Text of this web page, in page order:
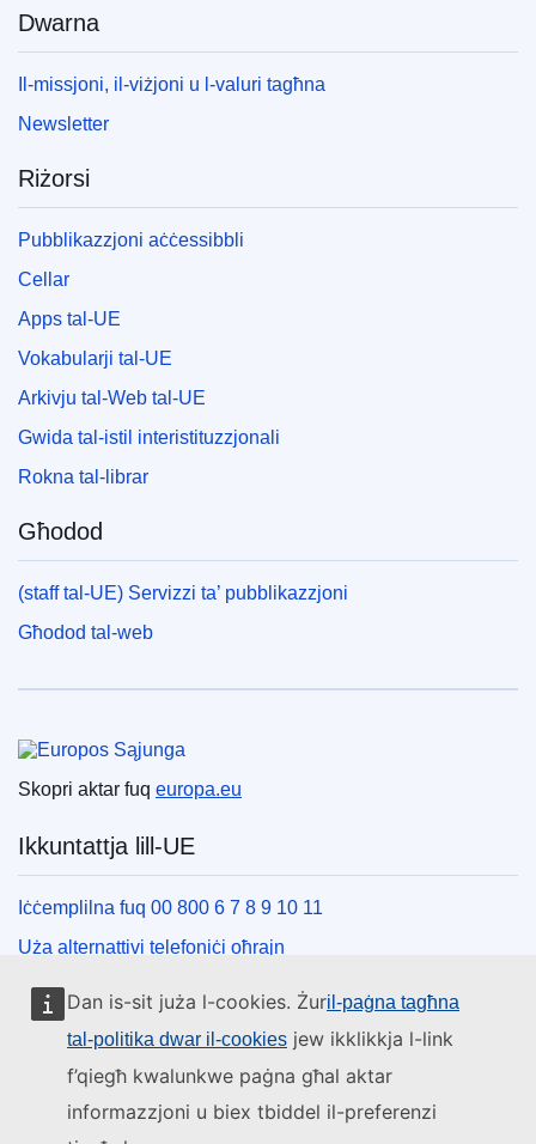
Dan is-sit juża l-cookies. Żuril-paġna tagħna
tal-politika dwar il-cookies jew ikklikkja l-link
f’qiegħ kwalunkwe paġna għal aktar
informazzjoni u biex tbiddel il-preferenzi
Dwarna
Il-missjoni, il-viżjoni u l-valuri tagħna
Newsletter
Riżorsi
Pubblikazzjoni aċċessibbli
Cellar
Apps tal-UE
Vokabularji tal-UE
Arkivju tal-Web tal-UE
Gwida tal-istil interistituzzjonali
Rokna tal-librar
Għodod
(staff tal-UE) Servizzi ta’ pubblikazzjoni
Għodod tal-web
Skopri aktar fuq europa.eu
Ikkuntattja lill-UE
Iċċemplilna fuq 00 800 6 7 8 9 10 11
Uża alternattivi telefoniċi oħrajn
Iktbilna permezz tal-formola ta’ kuntatt tagħna
Iltaqa’ magħna f’wieħed miċ-ċentri tal-UE
Media soċjali